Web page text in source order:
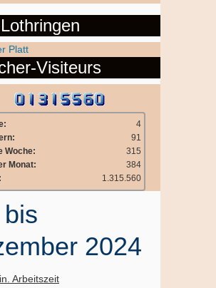
Platt
Visiteurs
4
91
Woche:
315
Monat:
384
1.315.560
2024
Arbeitszeit